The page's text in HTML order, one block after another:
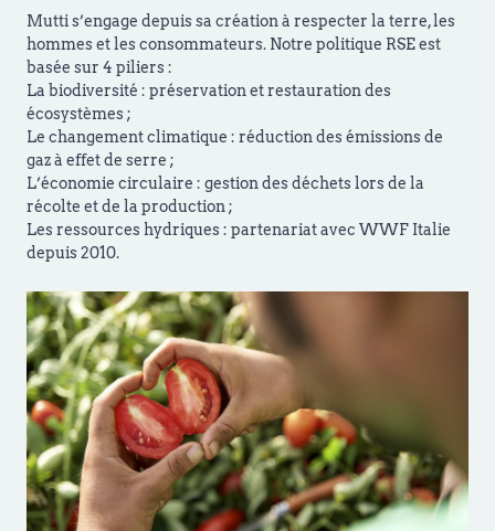
Mutti s’engage depuis sa création à respecter la terre, les
hommes et les consommateurs. Notre politique RSE est
basée sur 4 piliers :
La biodiversité : préservation et restauration des
écosystèmes ;
Le changement climatique : réduction des émissions de
gaz à effet de serre ;
L’économie circulaire : gestion des déchets lors de la
récolte et de la production ;
Les ressources hydriques : partenariat avec WWF Italie
depuis 2010.